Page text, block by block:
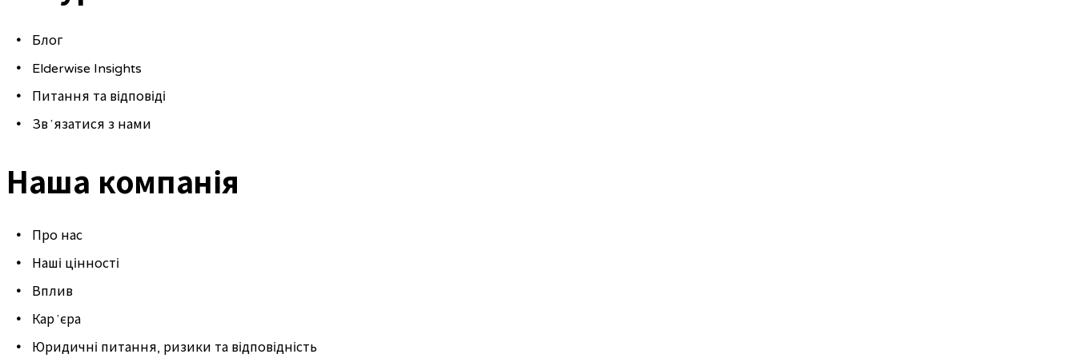
Блог
Elderwise Insights
Питання та відповіді
Звʼязатися з нами
Наша компанія
Про нас
Наші цінності
Вплив
Карʼєра
Юридичні питання, ризики та відповідність